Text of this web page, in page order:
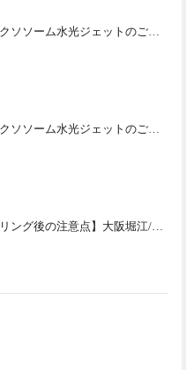
【今話題のエクソソーム水光ジェットのご紹介★肌質改善】大阪堀江/Beautyclinic Ducle
【今話題のエクソソーム水光ジェットのご紹介★肌質改善】大阪堀江/Beautyclinic Ducle
【ハーブピーリング後の注意点】大阪堀江/Beautyclinic Ducle